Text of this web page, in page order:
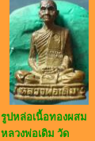
รูปหล่อเนื้อทองผสม
หลวงพ่อเดิม วัด